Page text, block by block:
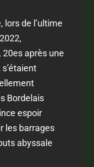
lors de l’ultime
20es après une
Bordelais
espoir
les barrages
abyssale